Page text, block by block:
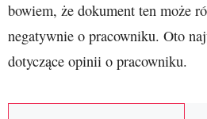
bowiem, że dokument ten może
negatywnie o pracowniku. Oto
dotyczące opinii o pracowniku.